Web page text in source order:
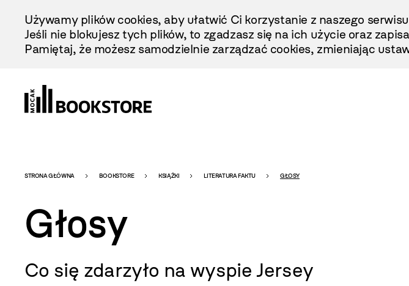
Treści
Używamy plików cookies, aby ułatwić Ci korzystanie z naszego
Jeśli nie blokujesz tych plików, to zgadzasz się na ich użycie oraz
Pamiętaj, że możesz samodzielnie zarządzać cookies, zmieniając
Bookstore
-
STRONA GŁÓWNA BOOKSTORE KSIĄŻKI LITERATURA FAKTU GŁOSY
Głosy
Co się zdarzyło na wyspie Jersey